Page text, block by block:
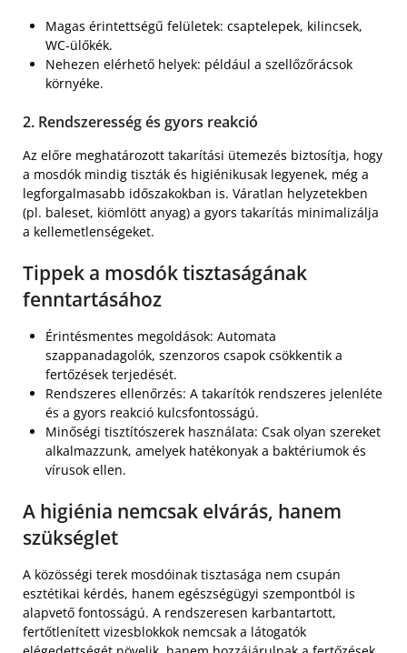
Magas érintettségű felületek: csaptelepek, kilincsek,
WC-ülőkék.
Nehezen elérhető helyek: például a szellőzőrácsok
környéke.
2. Rendszeresség és gyors reakció
Az előre meghatározott takarítási ütemezés biztosítja, hogy
a mosdók mindig tiszták és higiénikusak legyenek, még a
legforgalmasabb időszakokban is. Váratlan helyzetekben
(pl. baleset, kiömlött anyag) a gyors takarítás minimalizálja
a kellemetlenségeket.
Tippek a mosdók tisztaságának
fenntartásához
Érintésmentes megoldások: Automata
szappanadagolók, szenzoros csapok csökkentik a
fertőzések terjedését.
Rendszeres ellenőrzés: A takarítók rendszeres jelenléte
és a gyors reakció kulcsfontosságú.
Minőségi tisztítószerek használata: Csak olyan szereket
alkalmazzunk, amelyek hatékonyak a baktériumok és
vírusok ellen.
A higiénia nemcsak elvárás, hanem
szükséglet
A közösségi terek mosdóinak tisztasága nem csupán
esztétikai kérdés, hanem egészségügyi szempontból is
alapvető fontosságú. A rendszeresen karbantartott,
fertőtlenített vizesblokkok nemcsak a látogatók